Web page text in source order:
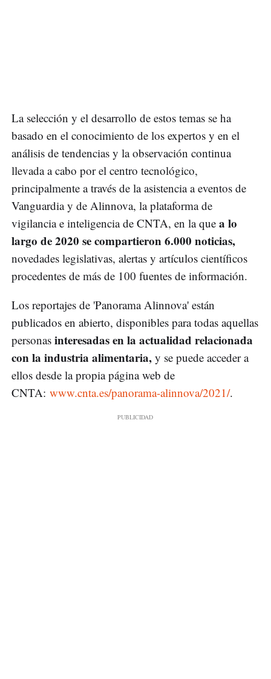
La selección y el desarrollo de estos temas se ha
basado en el conocimiento de los expertos y en el
análisis de tendencias y la observación continua
llevada a cabo por el centro tecnológico,
principalmente a través de la asistencia a eventos de
Vanguardia y de Alinnova, la plataforma de
vigilancia e inteligencia de CNTA, en la que a lo
largo de 2020 se compartieron 6.000 noticias,
novedades legislativas, alertas y artículos científicos
procedentes de más de 100 fuentes de información.
Los reportajes de 'Panorama Alinnova' están
publicados en abierto, disponibles para todas aquellas
personas interesadas en la actualidad relacionada
con la industria alimentaria, y se puede acceder a
ellos desde la propia página web de
CNTA: www.cnta.es/panorama-alinnova/2021/.